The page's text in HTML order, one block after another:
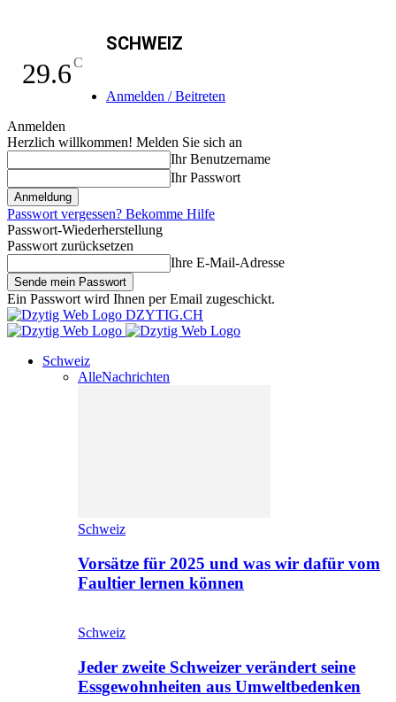
29.6C
SCHWEIZ
Anmelden / Beitreten
Anmelden
Herzlich willkommen! Melden Sie sich an
Ihr Benutzername
Ihr Passwort
Passwort vergessen? Bekomme Hilfe
Passwort-Wiederherstellung
Passwort zurücksetzen
Ihre E-Mail-Adresse
Ein Passwort wird Ihnen per Email zugeschickt.
DZYTIG.CH
Schweiz
AlleNachrichten
Schweiz
Vorsätze für 2025 und was wir dafür vom
Faultier lernen können
Schweiz
Jeder zweite Schweizer verändert seine
Essgewohnheiten aus Umweltbedenken